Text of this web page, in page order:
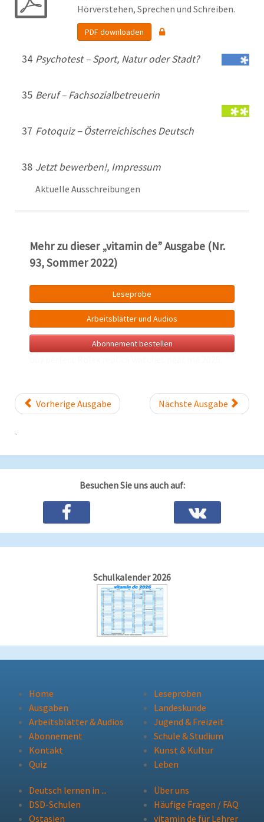
Hörverstehen, Sprechen und Schreiben.
PDF downloaden
34 Psychotest – Sport, Natur oder Stadt?
35 Beruf – Fachsozialbetreuerin
37 Fotoquiz–Österreichisches Deutsch
38 Jetzt bewerben!, Impressum
Aktuelle Ausschreibungen
Mehr zu dieser „vitamin de” Ausgabe (Nr.
93, Sommer 2022)
Leseprobe
Arbeitsblätter und Audios
Abonnement bestellen
Vorherige Ausgabe Nächste Ausgabe
Besuchen Sie uns auch auf:
Schulkalender 2026
Home
Ausgaben
Arbeitsblätter & Audios
Abonnement
Kontakt
Quiz
Leseproben
Landeskunde
Jugend & Freizeit
Schule & Studium
Kunst & Kultur
Leben
Deutsch lernen in ...
DSD-Schulen
Ostasien
Über uns
Häufige Fragen / FAQ
vitamin de für Lehrer